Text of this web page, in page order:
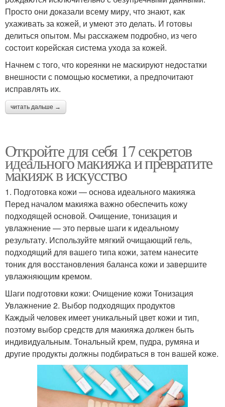
Просто они доказали всему миру, что знают, как
ухаживать за кожей, и умеют это делать. И готовы
делиться опытом. Мы расскажем подробно, из чего
состоит корейская система ухода за кожей.
Начнем с того, что кореянки не маскируют недостатки
внешности с помощью косметики, а предпочитают
исправлять их.
читать дальше →
Откройте для себя 17 секретов
идеального макияжа и превратите
макияж в искусство
1. Подготовка кожи — основа идеального макияжа
Перед началом макияжа важно обеспечить кожу
подходящей основой. Очищение, тонизация и
увлажнение — это первые шаги к идеальному
результату. Используйте мягкий очищающий гель,
подходящий для вашего типа кожи, затем нанесите
тоник для восстановления баланса кожи и завершите
увлажняющим кремом.
Шаги подготовки кожи: Очищение кожи Тонизация
Увлажнение 2. Выбор подходящих продуктов
Каждый человек имеет уникальный цвет кожи и тип,
поэтому выбор средств для макияжа должен быть
индивидуальным. Тональный крем, пудра, румяна и
другие продукты должны подбираться в тон вашей коже.